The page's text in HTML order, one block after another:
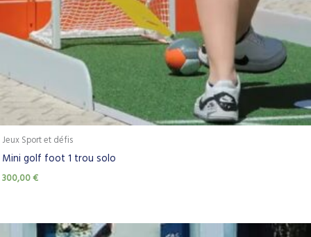
Jeux Sport et défis
Mini golf foot 1 trou solo
300,00€